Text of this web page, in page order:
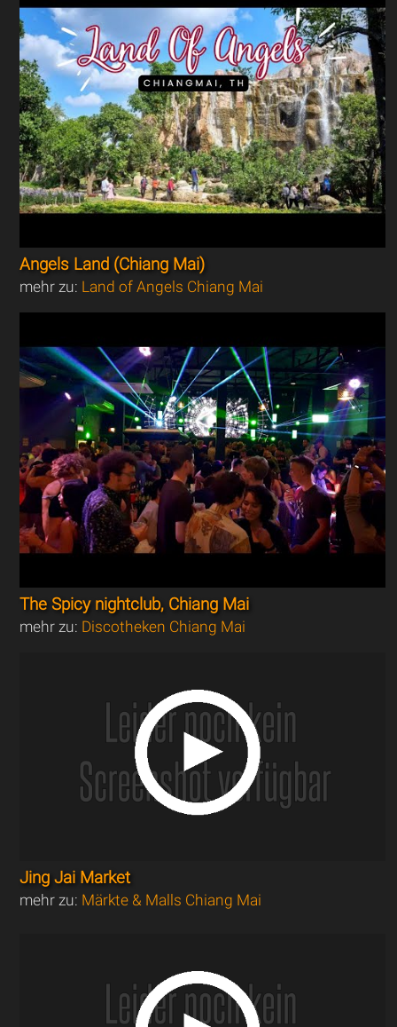
Angels Land (Chiang Mai)
mehr zu: Land of Angels Chiang Mai
The Spicy nightclub, Chiang Mai
mehr zu: Discotheken Chiang Mai
Jing Jai Market
mehr zu: Märkte & Malls Chiang Mai